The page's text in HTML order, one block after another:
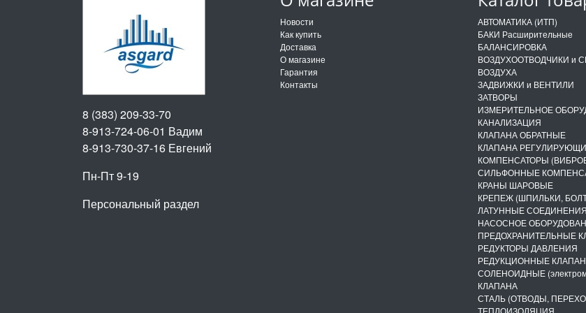
Новости
Как купить
Доставка
О магазине
Гарантия
Контакты
АВТОМАТИКА (ИТП)
БАКИ Расширительные
БАЛАНСИРОВКА
ВОЗДУХООТВОДЧИКИ и
ВОЗДУХА
ЗАДВИЖКИ и ВЕНТИЛИ
ЗАТВОРЫ
ИЗМЕРИТЕЛЬНОЕ
КАНАЛИЗАЦИЯ
КЛАПАНА ОБРАТНЫЕ
КЛАПАНА
КОМПЕНСАТОРЫ
СИЛЬФОННЫЕ
КРАНЫ ШАРОВЫЕ
КРЕПЕЖ (ШПИЛЬКИ,
ЛАТУННЫЕ СОЕДИНЕНИЯ
НАСОСНОЕ
ПРЕДОХРАНИТЕЛЬНЫЕ
РЕДУКТОРЫ ДАВЛЕНИЯ
РЕДУКЦИОННЫЕ
СОЛЕНОИДНЫЕ
КЛАПАНА
СТАЛЬ (ОТВОДЫ,
ТЕПЛОИЗОЛЯЦИЯ
8 (383) 209-33-70
8-913-724-06-01 Вадим
8-913-730-37-16 Евгений
Пн-Пт 9-19
Персональный раздел